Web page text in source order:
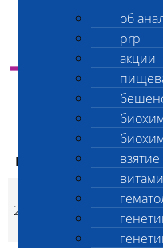
об
prp
акции
Инструкция
отбора
генетические
Код
2411
L-2-
ацидурия
терьеров (L2HGA